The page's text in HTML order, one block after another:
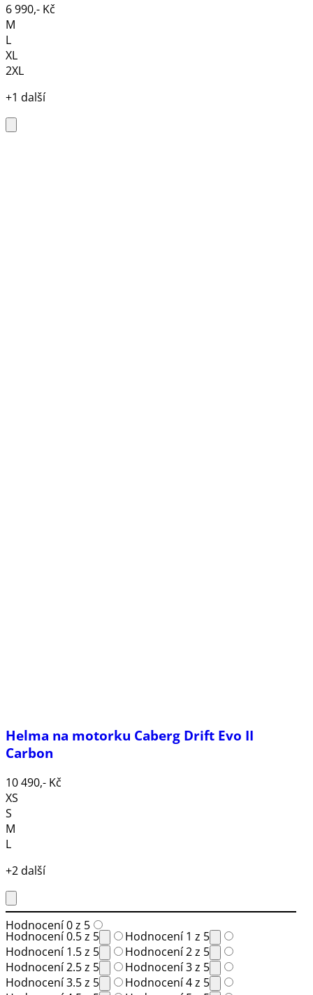
6 990,- Kč
M
L
XL
2XL
+1 další
Helma na motorku Caberg Drift Evo II
Carbon
10 490,- Kč
XS
S
M
L
+2 další
Hodnocení 0 z 5
Hodnocení 0.5 z 5
Hodnocení 1 z 5
Hodnocení 1.5 z 5
Hodnocení 2 z 5
Hodnocení 2.5 z 5
Hodnocení 3 z 5
Hodnocení 3.5 z 5
Hodnocení 4 z 5